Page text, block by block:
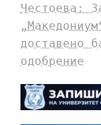
Честоева:
доставено
одобрение